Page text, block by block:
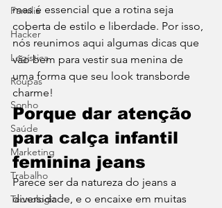
Família
Hacker
Logística
Roupas
Sonho
Saúde
Marketing
Trabalho
Tecnologia
mas é essencial que a rotina seja
coberta de estilo e liberdade. Por isso,
nós reunimos aqui algumas dicas que
vão bem para vestir sua menina de
uma forma que seu look transborde
charme!
Porque dar atenção
para calça infantil
feminina jeans
Parece ser da natureza do jeans a
diversidade, e o encaixe em muitas